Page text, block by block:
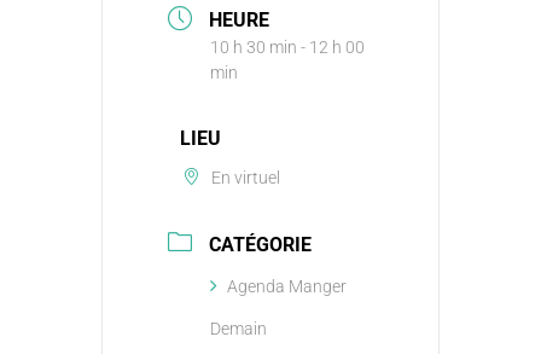
HEURE
10 h 30 min - 12 h 00
min
LIEU
En virtuel
CATÉGORIE
Agenda Manger
Demain